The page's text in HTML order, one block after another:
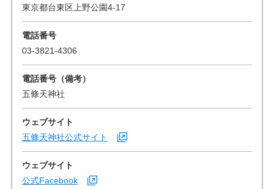
東京都台東区上野公園4-17
電話番号
03-3821-4306
電話番号（備考）
五條天神社
ウェブサイト
五條天神社公式サイト
ウェブサイト
公式Facebook